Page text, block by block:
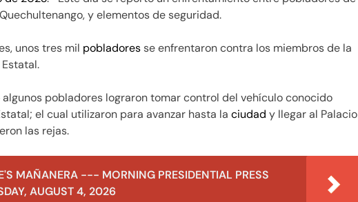
y elementos de seguridad.
unos tres mil pobladoresse enfrentaron contra los miembros de la
pobladores lograron tomar control del vehículo conocido
el cual utilizaron para avanzar hasta la ciudad y llegar al Palacio
las rejas.
MAÑANERA --- MORNING PRESIDENTIAL PRESS
AUGUST 4, 2026